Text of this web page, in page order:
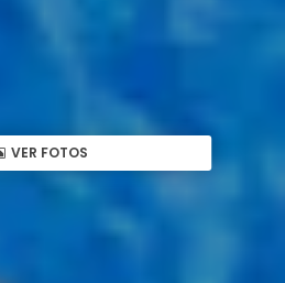
VER FOTOS